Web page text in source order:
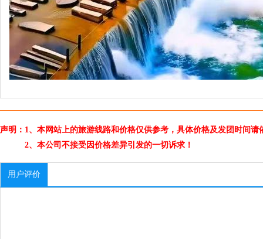
声明：1、本网站上的旅游线路和价格仅供参考，具体价格及发团时间
2、本公司不接受因价格差异引发的一切诉求！
用户评价